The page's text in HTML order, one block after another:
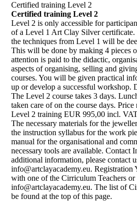
Certified training Level 2
Certified training Level 2
Level 2 is only accessible for
of a Level 1 Art Clay Silver certificate.
the techniques from Level 1 will be
This will be done by making 4 pieces
attention is paid to the didactic,
aspects of organising, selling and
courses. You will be given practical
up or develop a successful workshop.
The Level 2 course takes 3 days.
taken care of on the course days.
Level 2 training EUR 995,00 incl.
The necessary materials for the
the instruction syllabus for the work
manual for the organisational and
necessary tools are available. Contact
additional information, please contact
info@artclayacademy.eu. Registration
with one of the Cirriculum Teachers or
info@artclayacademy.eu. The list of
be found at the top of this page.